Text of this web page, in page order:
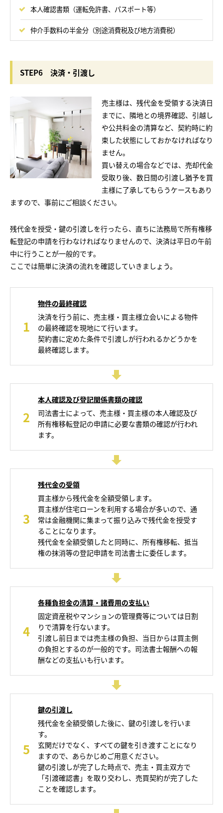
本人確認書類（運転免許書、パスポート等）
仲介手数料の半金分（別途消費税及び地方消費税）
STEP6 決済・引渡し
売主様は、残代金を受領する決済日
までに、隣地との境界確認、引越し
や公共料金の清算など、契約時に約
束した状態にしておかなければなり
ません。
買い替えの場合などでは、売却代金
受取り後、数日間の引渡し猶予を買
主様に了承してもらうケースもあり
ますので、事前にご相談ください。
残代金を授受・鍵の引渡しを行ったら、直ちに法務局で所有権移
転登記の申請を行わなければなりませんので、決済は平日の午前
中に行うことが一般的です。
ここでは簡単に決済の流れを確認していきましょう。
1
物件の最終確認
決済を行う前に、売主様・買主様立会いによる物件
の最終確認を現地にて行います。
契約書に定めた条件で引渡しが行われるかどうかを
最終確認します。
2
本人確認及び登記関係書類の確認
司法書士によって、売主様・買主様の本人確認及び
所有権移転登記の申請に必要な書類の確認が行われ
ます。
3
残代金の受領
買主様から残代金を全額受領します。
買主様が住宅ローンを利用する場合が多いので、通
常は金融機関に集まって振り込みで残代金を授受す
ることになります。
残代金を全額受領したと同時に、所有権移転、抵当
権の抹消等の登記申請を司法書士に委任します。
4
各種負担金の清算・諸費用の支払い
固定資産税やマンションの管理費等については日割
りで清算を行ないます。
引渡し前日までは売主様の負担、当日からは買主側
の負担とするのが一般的です。司法書士報酬への報
酬などの支払いも行います。
5
鍵の引渡し
残代金を全額受領した後に、鍵の引渡しを行いま
す。
玄関だけでなく、すべての鍵を引き渡すことになり
ますので、あらかじめご用意ください。
鍵の引渡しが完了した時点で、売主・買主双方で
「引渡確認書」を取り交わし、売買契約が完了した
ことを確認します。